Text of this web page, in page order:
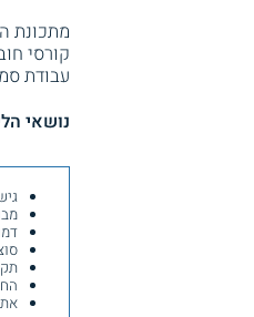
מתכונת
קורסי
עבודת
נושאי